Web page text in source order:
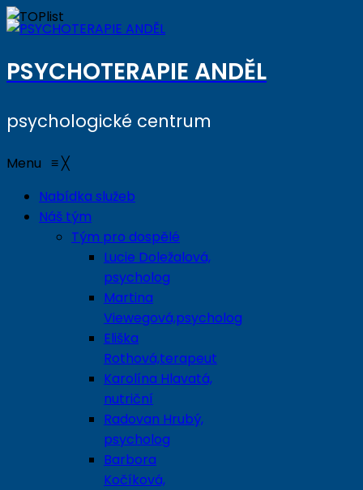
PSYCHOTERAPIE ANDĚL
psychologické centrum
Menu ≡╳
Nabídka služeb
Náš tým
Tým pro dospělé
Lucie Doležalová,
psycholog
Martina
Viewegová,psycholog
Eliška
Rothová,terapeut
Karolína Hlavatá,
nutriční
Radovan Hrubý,
psycholog
Barbora
Kočíková,